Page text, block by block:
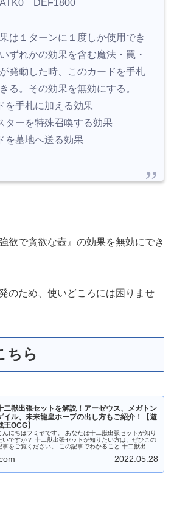
DEF1800
は１ターンに１度しか使用でき
ずれかの効果を含む魔法・罠・
発動した時、このカードを手札
る。その効果を無効にする。
を手札に加える効果
ターを特殊召喚する効果
を墓地へ送る効果
欲で貪欲な壺』の効果を無効にでき
のため、使いどころには困りませ
ちら
二獣出張セットを解説！アーゼウス、メガトン
イル、未来龍皇ホープの出し方もご紹介！【遊
王OCG】
んにちはフミヤです。 あなたは十二獣出張セットが知り
いですか？ 十二獣出張セットが知りたい方は、ぜひこの
事をご覧ください。 この記事でわかること 十二獣出張
わかる未来龍皇ホープ、ア...
2022.05.28